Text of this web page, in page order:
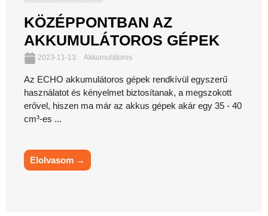
KÖZÉPPONTBAN AZ
AKKUMULÁTOROS GÉPEK
2023-11-13 Akkumulátoros
Az ECHO akkumulátoros gépek rendkívül egyszerű
használatot és kényelmet biztosítanak, a megszokott
erővel, hiszen ma már az akkus gépek akár egy 35 - 40
cm³-es ...
Elolvasom →